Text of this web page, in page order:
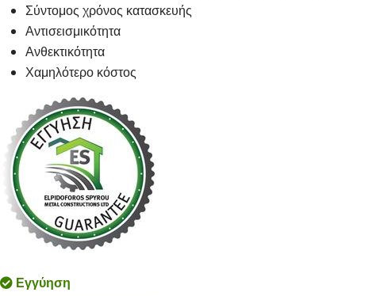
Σύντομος χρόνος κατασκευής
Αντισεισμικότητα
Ανθεκτικότητα
Χαμηλότερο κόστος
Εγγύηση